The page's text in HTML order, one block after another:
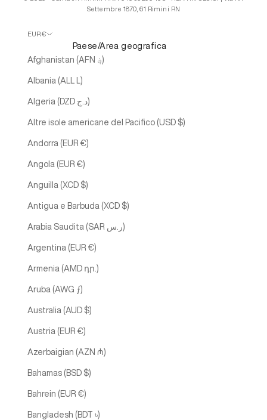
Settembre 1870, 61 Rimini RN
EUR €
Paese/Area geografica
Afghanistan (AFN ؋)
Albania (ALL L)
Algeria (DZD د.ج)
Altre isole americane del Pacifico (USD $)
Andorra (EUR €)
Angola (EUR €)
Anguilla (XCD $)
Antigua e Barbuda (XCD $)
Arabia Saudita (SAR ر.س)
Argentina (EUR €)
Armenia (AMD դր.)
Aruba (AWG ƒ)
Australia (AUD $)
Austria (EUR €)
Azerbaigian (AZN ₼)
Bahamas (BSD $)
Bahrein (EUR €)
Bangladesh (BDT ৳)